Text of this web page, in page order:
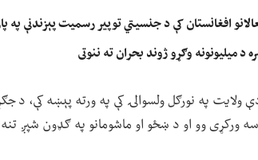
افغانستان کې د جنسیتي توپیر رسمیت پېزندنې په
میلیونونه وګړو ژوند بحران ته ننوتی
په نورګل ولسوالۍ کې په ورته پېښه کې، د
ورکړی وو او د ښځو او ماشومانو په ګډون شپږ